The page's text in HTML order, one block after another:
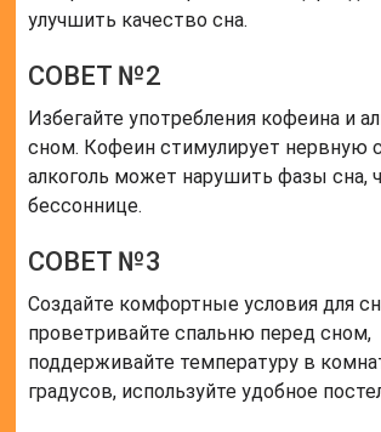
улучшить качество сна.
СОВЕТ №2
Избегайте употребления кофеина и
сном. Кофеин стимулирует нервную
алкоголь может нарушить фазы сна,
бессоннице.
СОВЕТ №3
Создайте комфортные условия для
проветривайте спальню перед сном,
поддерживайте температуру в
градусов, используйте удобное